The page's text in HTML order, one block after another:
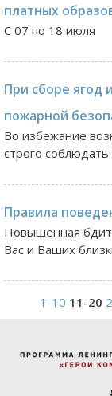
платных
С 07 по 18 июля
При сборе ягод
пожарной
Во избежание
строго соблюдать
Правила
Повышенная
Вас и Ваших
1-10 11-20